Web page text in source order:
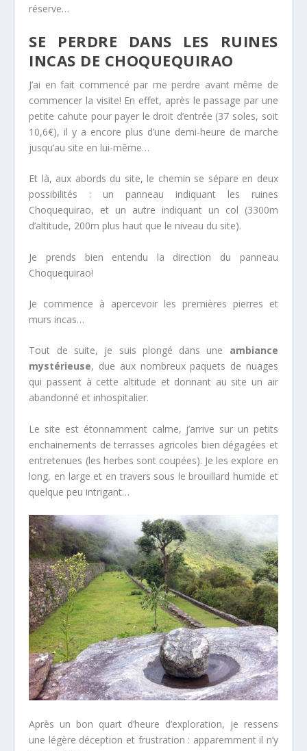
réserve…
SE PERDRE DANS LES RUINES
INCAS DE CHOQUEQUIRAO
J’ai en fait commencé par me perdre avant même de
commencer la visite! En effet, après le passage par une
petite cahute pour payer le droit d’entrée (37 soles, soit
10,6€), il y a encore plus d’une demi-heure de marche
jusqu’au site en lui-même…
Et là, aux abords du site, le chemin se sépare en deux
possibilités : un panneau indiquant les ruines
Choquequirao, et un autre indiquant un col (3300m
d’altitude, 200m plus haut que le niveau du site).
Je prends bien entendu la direction du panneau
Choquequirao!
Je commence à apercevoir les premières pierres et
murs incas…
Tout de suite, je suis plongé dans une ambiance
mystérieuse, due aux nombreux paquets de nuages
qui passent à cette altitude et donnant au site un air
abandonné et inhospitalier.
Le site est étonnamment calme, j’arrive sur un petits
enchainements de terrasses agricoles bien dégagées et
entretenues (les herbes sont coupées). Je les explore en
long, en large et en travers sous le brouillard humide et
quelque peu intrigant…
Après un bon quart d’heure d’exploration, je ressens
une légère déception et frustration : apparemment il n’y